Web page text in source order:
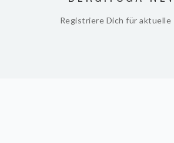
Registriere Dich für aktuelle